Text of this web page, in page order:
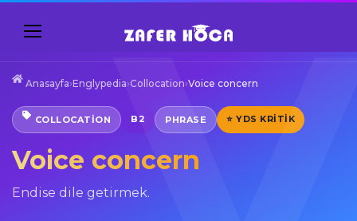
Anasayfa›Englypedia›Collocation›Voice concern
COLLOCATION B2 PHRASE ⭐ YDS KRITIK
Voice concern
Endise dile getirmek.